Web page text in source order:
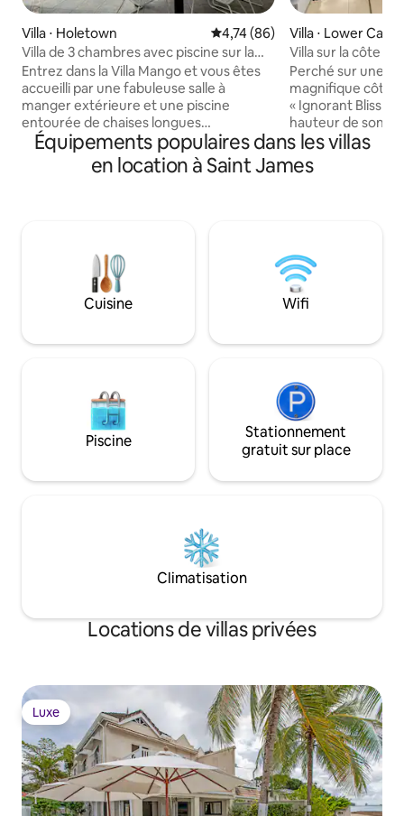
Villa ⋅ Holetown Évaluation moyenne sur la
4,74 (86)
Villa de 3 chambres avec piscine sur la
côte de platine
Entrez dans la Villa Mango et vous êtes
accueilli par une fabuleuse salle à
manger extérieure et une piscine
entourée de chaises longues
confortables. La cuisine spacieuse vous
offre un espace généreux pour préparer
les repas et comprend un îlot pour
après une journée d'activités de plein air.
Les 3 chambres confortables et bien
aménagées comprennent 2 lits King Size
avec salles de bains privatives et un lit
Villa ⋅ Lower
Villa sur la côte
sur l'océan, 8
Perché sur une
magnifique côte
« Ignorant Bliss »
hauteur de son
villa, et vous
d'une autre que
superbe
spectaculaires de
piscine avec un
mène
de vie à double
enveloppants.
Équipements populaires dans les villas
en location à Saint James
Cuisine Wifi
Piscine
Stationnement
gratuit sur place
Climatisation
Locations de villas privées
Luxe
Luxe